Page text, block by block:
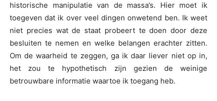
historische manipulatie van de massa’s. Hier moet ik
toegeven dat ik over veel dingen onwetend ben. Ik weet
niet precies wat de staat probeert te doen door deze
besluiten te nemen en welke belangen erachter zitten.
Om de waarheid te zeggen, ga ik daar liever niet op in,
het zou te hypothetisch zijn gezien de weinige
betrouwbare informatie waartoe ik toegang heb.